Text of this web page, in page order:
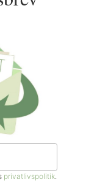
privatlivspolitik.